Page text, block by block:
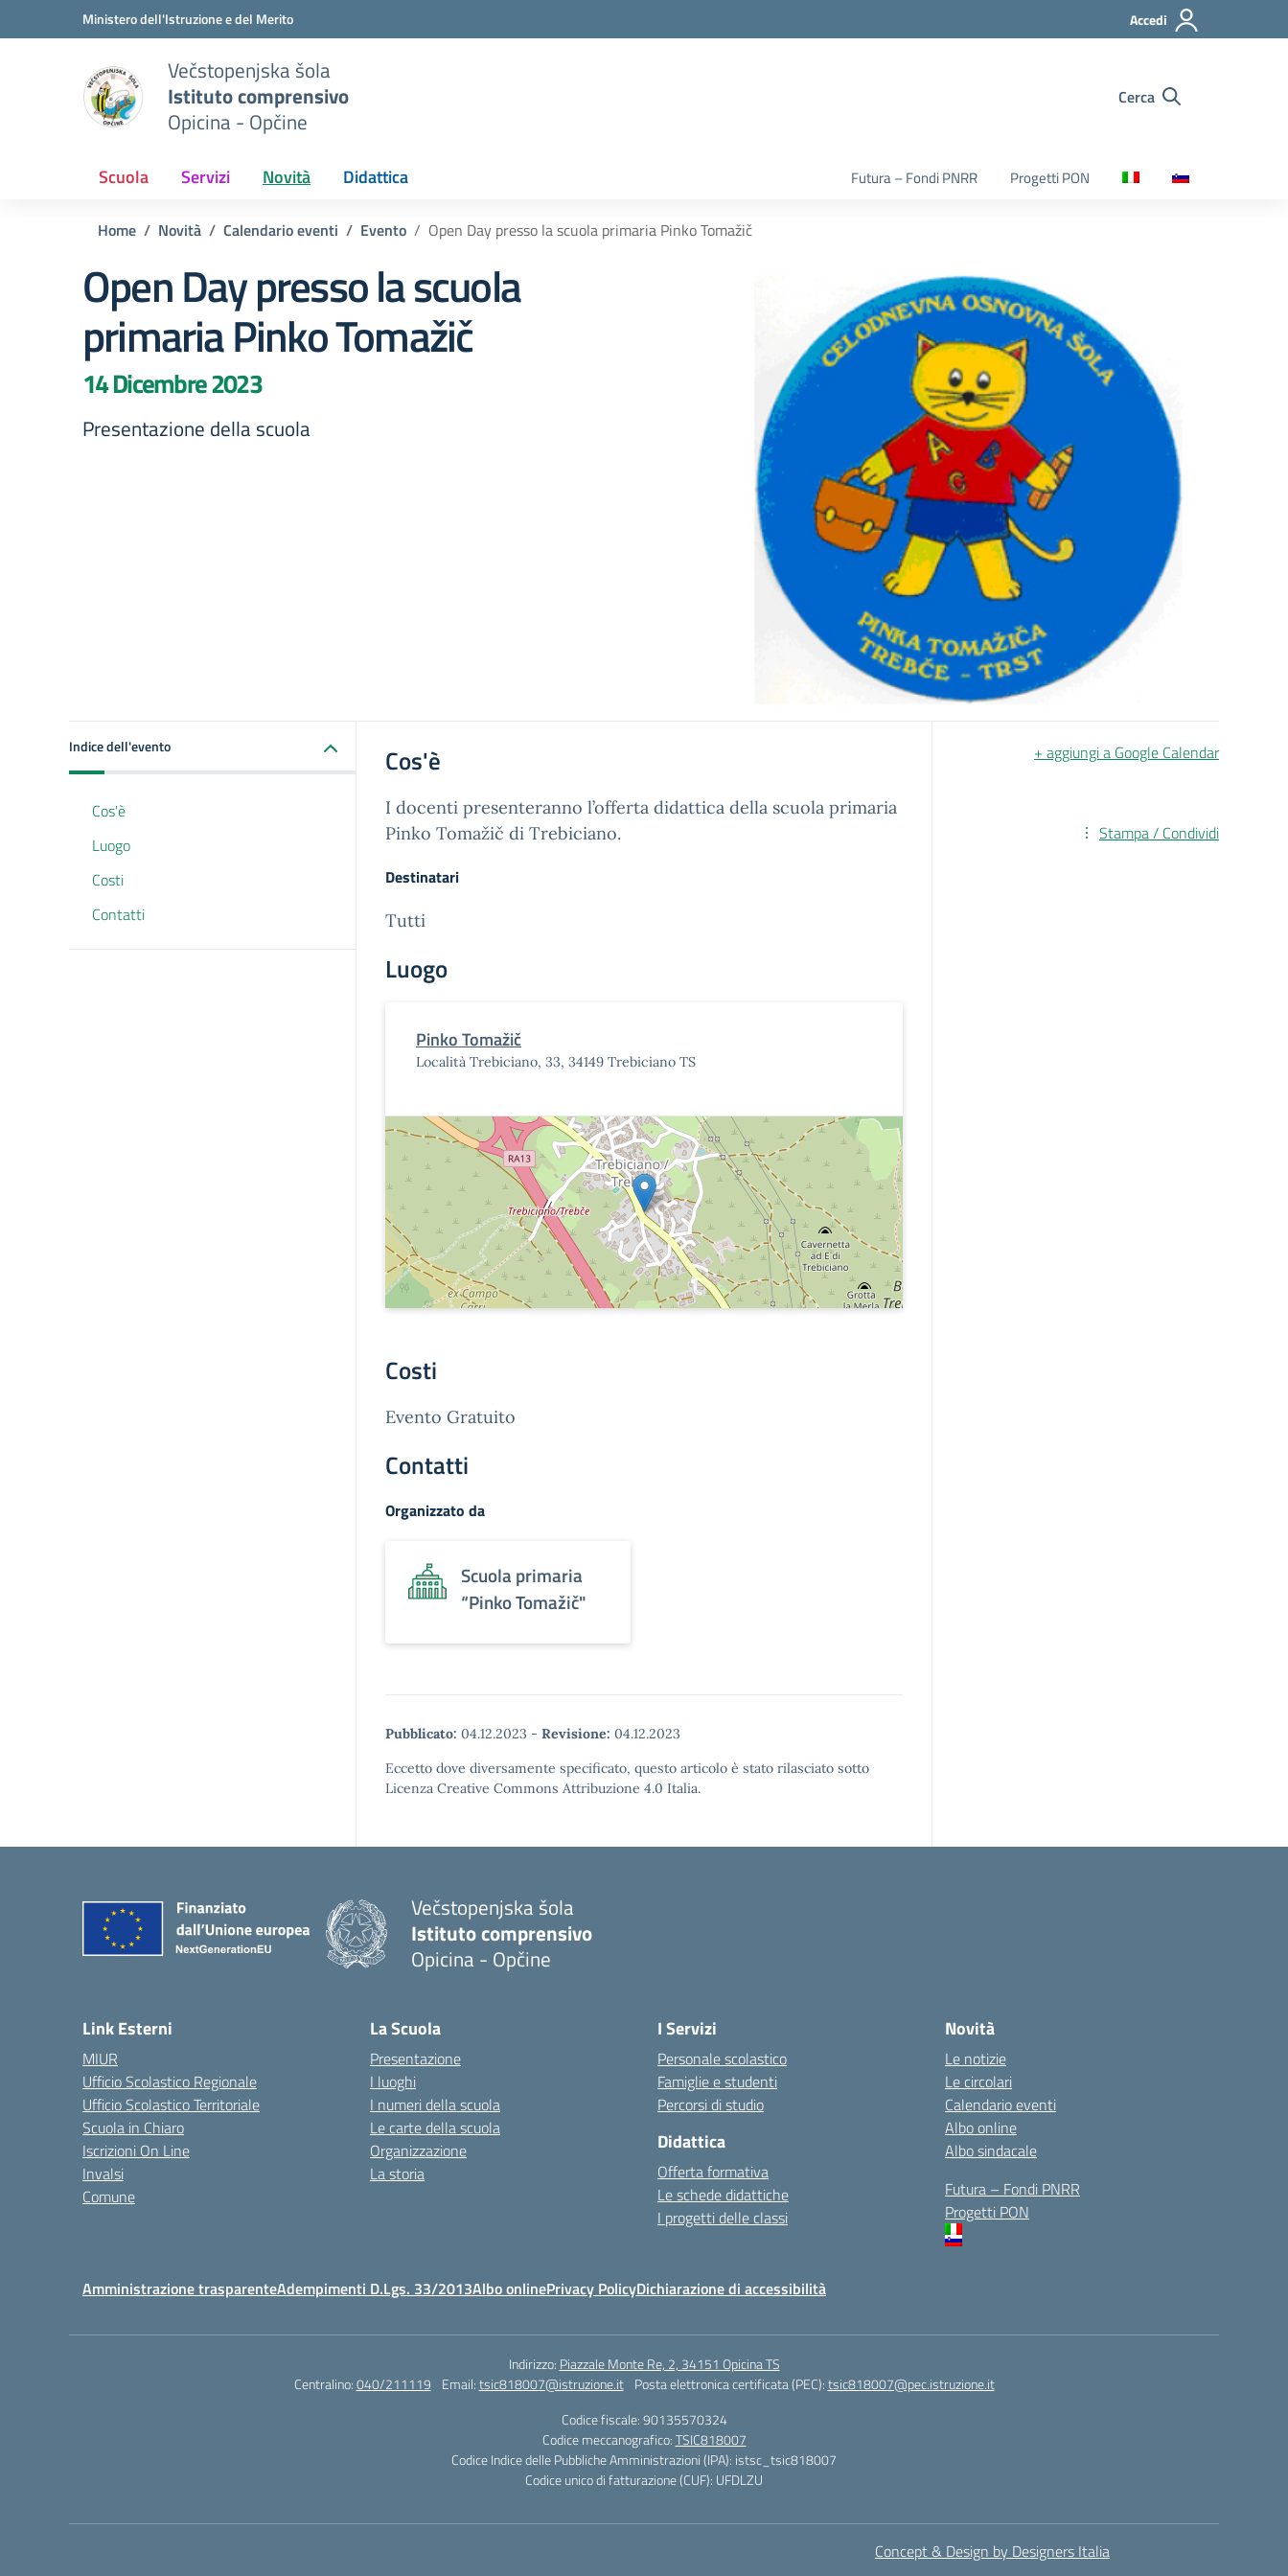
Vai ai contenuti
Vai al menu di navigazioneMinistero dell'Istruzione e del Merito Accedi
Večstopenjska šola
Istituto comprensivo
Opicina - Opčine
Cerca
Scuola Servizi Novità Didattica Futura – Fondi PNRR Progetti PON
Home Novità Calendario eventi Evento Open Day presso la scuola primaria Pinko Tomažič
Open Day presso la scuola
primaria Pinko Tomažič
14 Dicembre 2023
Presentazione della scuola
Indice dell'evento
Cos'è
Luogo
Costi
Contatti
Cos'è
I docenti presenteranno l’offerta didattica della scuola primaria
Pinko Tomažič di Trebiciano.
Destinatari
Tutti
Luogo
Pinko Tomažič
Località Trebiciano, 33, 34149 Trebiciano TS
Costi
Evento Gratuito
Contatti
Organizzato da
Scuola primaria
“Pinko Tomažič"
Pubblicato: 04.12.2023 - Revisione: 04.12.2023
Eccetto dove diversamente specificato, questo articolo è stato rilasciato sotto
Licenza Creative Commons Attribuzione 4.0 Italia.
+ aggiungi a Google Calendar
Stampa / Condividi
Večstopenjska šola
Istituto comprensivo
Opicina - Opčine
Link Esterni
MIUR
Ufficio Scolastico Regionale
Ufficio Scolastico Territoriale
Scuola in Chiaro
Iscrizioni On Line
Invalsi
Comune
La Scuola
Presentazione
I luoghi
I numeri della scuola
Le carte della scuola
Organizzazione
La storia
I Servizi
Personale scolastico
Famiglie e studenti
Percorsi di studio
Didattica
Offerta formativa
Le schede didattiche
I progetti delle classi
Novità
Le notizie
Le circolari
Calendario eventi
Albo online
Albo sindacale
Futura – Fondi PNRR
Progetti PON
Amministrazione trasparenteAdempimenti D.Lgs. 33/2013Albo onlinePrivacy PolicyDichiarazione di accessibilità
Indirizzo: Piazzale Monte Re, 2, 34151 Opicina TS
Centralino:040/211119 Email:tsic818007@istruzione.it Posta elettronica certificata (PEC):tsic818007@pec.istruzione.it
Codice fiscale: 90135570324
Codice meccanografico:TSIC818007
Codice Indice delle Pubbliche Amministrazioni (IPA): istsc_tsic818007
Codice unico di fatturazione (CUF): UFDLZU
Concept & Design by Designers Italia